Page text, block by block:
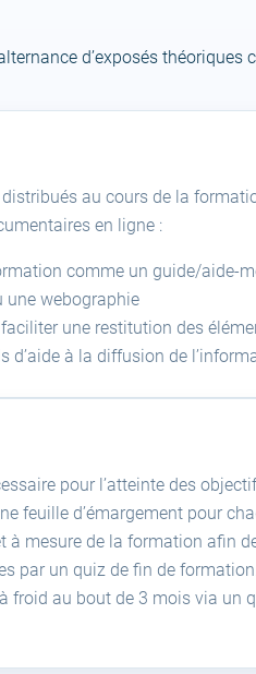
d’exposés théoriques
au cours de la
en ligne :
comme un guide/aide-
une webographie
une restitution des
d’aide à la diffusion de
pour l’atteinte des
feuille d’émargement pour
à mesure de la formation afin
par un quiz de fin de
froid au bout de 3 mois via un